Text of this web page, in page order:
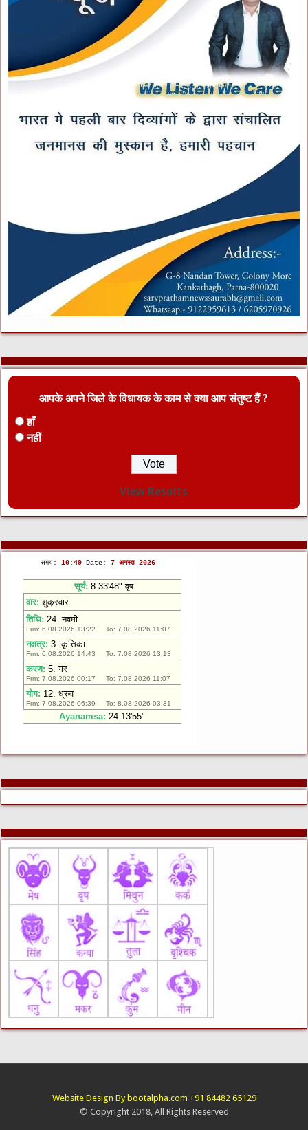
आपके अपने जिले के विधायक के काम से क्या आप संतुष्ट हैं ?
हाँ
नहीं
View Results
Website Design By bootalpha.com +91 84482 65129
© Copyright 2018, All Rights Reserved